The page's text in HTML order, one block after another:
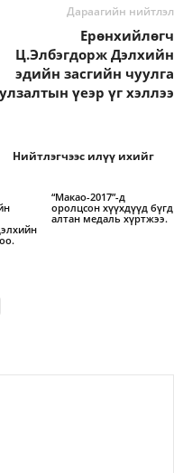
Дараагийн нийтлэл
Ерөнхийлөгч
Ц.Элбэгдорж Дэлхийн
эдийн засгийн чуулга
үеэр үг хэллээ
Нийтлэгчээс илүү ихийг
“Макао-2017”-д
оролцсон хүүхдүүд бүгд
алтан медаль хүртжээ.